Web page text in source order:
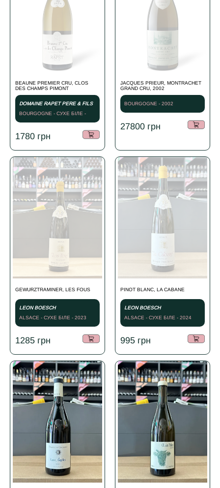
BEAUNE PREMIER CRU, CLOS
DES CHAMPS PIMONT
DOMAINE RAPET PERE & FILS
BOURGOGNE - СУХЕ БІЛЕ -
2019
1780 грн
JACQUES PRIEUR, MONTRACHET
GRAND CRU, 2002
BOURGOGNE - 2002
27800 грн
GEWURZTRAMINER, LES FOUS
LEON BOESCH
ALSACE - СУХЕ БІЛЕ - 2023
1285 грн
PINOT BLANC, LA CABANE
LEON BOESCH
ALSACE - СУХЕ БІЛЕ - 2024
995 грн